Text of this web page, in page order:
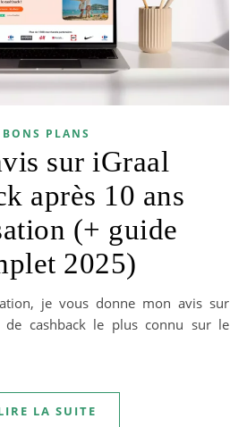
BONS PLANS
sur iGraal
après 10 ans
(+ guide
2025)
je vous donne mon avis sur
de cashback le plus connu sur le
LA SUITE